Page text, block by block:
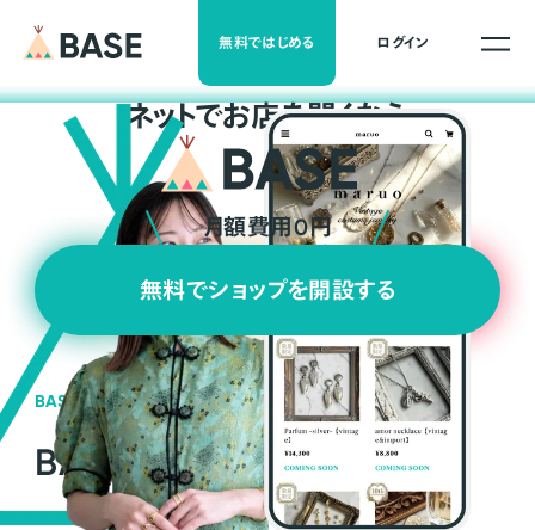
無料ではじめる ログイン
ネットでお店を開くなら
月額費用0円
無料でショップを開設する
BASEの強み
BASEが強い3つの理由